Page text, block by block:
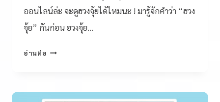
ออนไลน์ล่ะ จะดูฮวงจุ้ยได้ไหมนะ ! มารู้จักคำว่า “ฮวง
จุ้ย” กันก่อน ฮวงจุ้ย…
อ่านต่อ